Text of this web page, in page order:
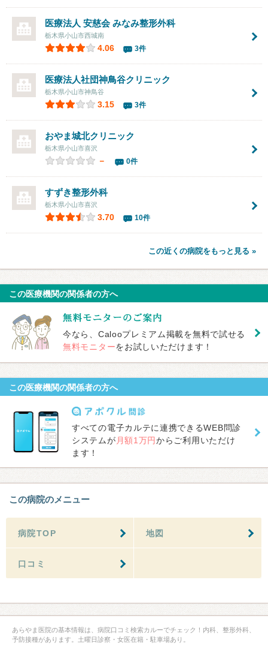
医療法人 安慈会 みなみ整形外科
栃木県小山市西城南
4.06 3件
医療法人社団神鳥谷クリニック
栃木県小山市神鳥谷
3.15 3件
おやま城北クリニック
栃木県小山市喜沢
－ 0件
すずき整形外科
栃木県小山市喜沢
3.70 10件
この近くの病院をもっと見る »
この医療機関の関係者の方へ
今なら、Calooプレミアム掲載を無料で試せる
無料モニターをお試しいただけます！
この医療機関の関係者の方へ
すべての電子カルテに連携できるWEB問診
システムが 月額1万円からご利用いただけ
ます！
この病院のメニュー
病院TOP 地図
口コミ
あらやま医院の基本情報は、病院口コミ検索カルーでチェック！内科、整形外科、
予防接種があります。土曜日診察・女医在籍・駐車場あり。